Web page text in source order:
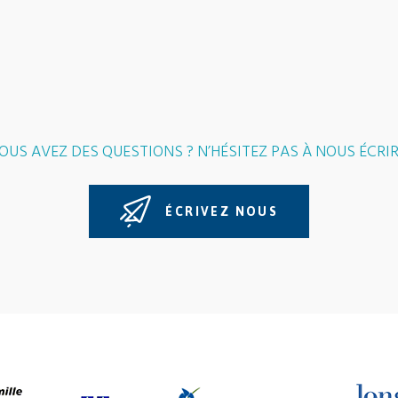
AVEZ DES QUESTIONS ? N’HÉSITEZ PAS À NOUS
ÉCRIVEZ NOUS